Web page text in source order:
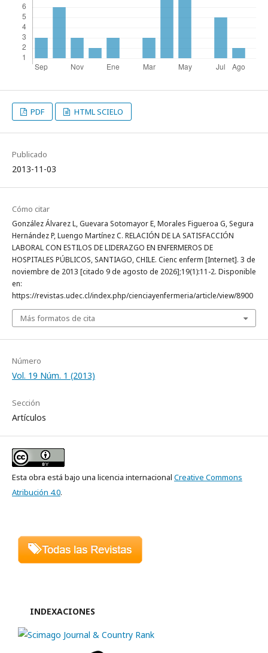
PDF HTML SCIELO
Publicado
2013-11-03
Cómo citar
González Álvarez L, Guevara Sotomayor E, Morales Figueroa G, Segura
Hernández P, Luengo Martínez C. RELACIÓN DE LA SATISFACCIÓN
LABORAL CON ESTILOS DE LIDERAZGO EN ENFERMEROS DE
HOSPITALES PÚBLICOS, SANTIAGO, CHILE. Cienc enferm [Internet]. 3 de
noviembre de 2013 [citado 9 de agosto de 2026];19(1):11-2. Disponible
en:
https://revistas.udec.cl/index.php/cienciayenfermeria/article/view/8900
Más formatos de cita
Número
Vol. 19 Núm. 1 (2013)
Sección
Artículos
Esta obra está bajo una licencia internacional Creative Commons
Atribución 4.0.
INDEXACIONES